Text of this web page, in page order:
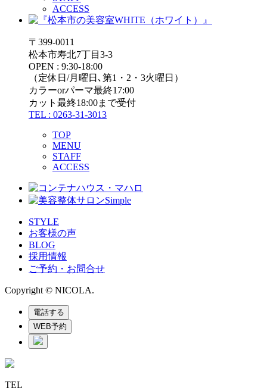
ACCESS
〒399-0011
松本市寿北7丁目3-3
OPEN : 9:30-18:00
（定休日/月曜日､第1・2・3火曜日）
カラーorパーマ最終17:00
カット最終18:00まで受付
TEL : 0263-31-3013
TOP
MENU
STAFF
ACCESS
STYLE
お客様の声
BLOG
採用情報
ご予約・お問合せ
Copyright © NICOLA.
電話する
WEB予約
TEL